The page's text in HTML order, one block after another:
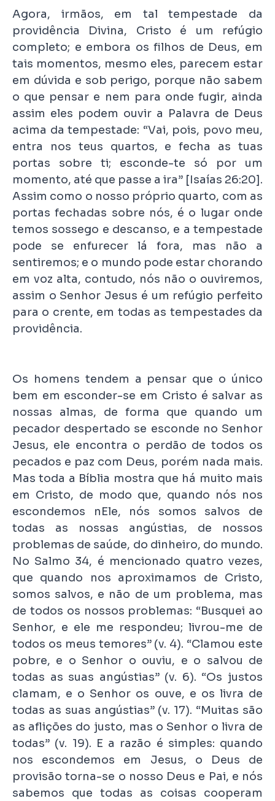
Agora, irmãos, em tal tempestade da
providência Divina, Cristo é um refúgio
completo; e embora os filhos de Deus, em
tais momentos, mesmo eles, parecem estar
em dúvida e sob perigo, porque não sabem
o que pensar e nem para onde fugir, ainda
assim eles podem ouvir a Palavra de Deus
acima da tempestade: “Vai, pois, povo meu,
entra nos teus quartos, e fecha as tuas
portas sobre ti; esconde-te só por um
momento, até que passe a ira” [Isaías 26:20].
Assim como o nosso próprio quarto, com as
portas fechadas sobre nós, é o lugar onde
temos sossego e descanso, e a tempestade
pode se enfurecer lá fora, mas não a
sentiremos; e o mundo pode estar chorando
em voz alta, contudo, nós não o ouviremos,
assim o Senhor Jesus é um refúgio perfeito
para o crente, em todas as tempestades da
providência.
Os homens tendem a pensar que o único
bem em esconder-se em Cristo é salvar as
nossas almas, de forma que quando um
pecador despertado se esconde no Senhor
Jesus, ele encontra o perdão de todos os
pecados e paz com Deus, porém nada mais.
Mas toda a Bíblia mostra que há muito mais
em Cristo, de modo que, quando nós nos
escondemos nEle, nós somos salvos de
todas as nossas angústias, de nossos
problemas de saúde, do dinheiro, do mundo.
No Salmo 34, é mencionado quatro vezes,
que quando nos aproximamos de Cristo,
somos salvos, e não de um problema, mas
de todos os nossos problemas: “Busquei ao
Senhor, e ele me respondeu; livrou-me de
todos os meus temores” (v. 4). “Clamou este
pobre, e o Senhor o ouviu, e o salvou de
todas as suas angústias” (v. 6). “Os justos
clamam, e o Senhor os ouve, e os livra de
todas as suas angústias” (v. 17). “Muitas são
as aflições do justo, mas o Senhor o livra de
todas” (v. 19). E a razão é simples: quando
nos escondemos em Jesus, o Deus de
provisão torna-se o nosso Deus e Pai, e nós
sabemos que todas as coisas cooperam